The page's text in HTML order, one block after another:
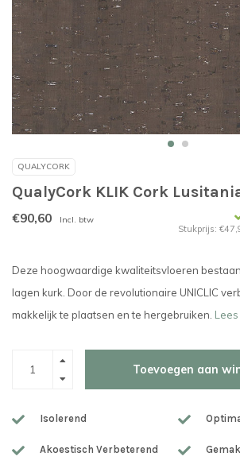
QUALYCORK
QualyCork KLIK Cork
€90,60 Incl. btw
Stukprijs:
Deze hoogwaardige kwaliteitsvloeren
lagen kurk. Door de revolutionaire UNICLIC
makkelijk te plaatsen en te hergebruiken. Lees
Toevoegen aan
Isolerend
Akoestisch Verbeterend